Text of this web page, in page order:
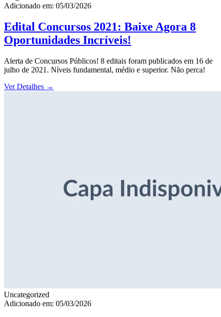
Adicionado em: 05/03/2026
Edital Concursos 2021: Baixe Agora 8
Oportunidades Incríveis!
Alerta de Concursos Públicos! 8 editais foram publicados em 16 de
julho de 2021. Níveis fundamental, médio e superior. Não perca!
Ver Detalhes →
Uncategorized
Adicionado em: 05/03/2026